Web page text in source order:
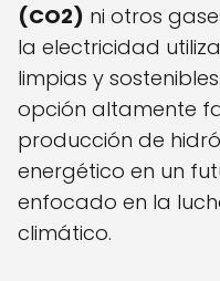
(CO2) ni otros
la electricidad
limpias y
opción altamente
producción de
energético en un
enfocado en la
climático.